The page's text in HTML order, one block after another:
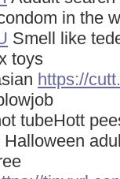
in the
Smell like
toys
https://
tubeHott
Halloween